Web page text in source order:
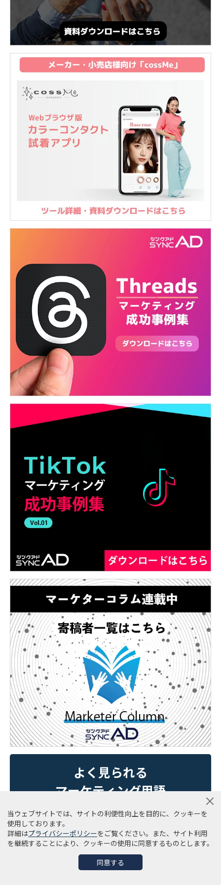
よく見られる
マーケティング用語
SNSミーム
CDP（カスタマーデータプラットフォーム）
当ウェブサイトでは、サイトの利便性向上を目的に、クッキーを
使用しております。
詳細はプライバシーポリシーをご覧ください。また、サイト利用
を継続することにより、クッキーの使用に同意するものとします。
同意する